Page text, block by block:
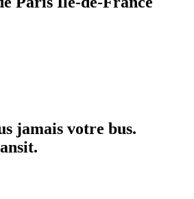
jamais votre bus.